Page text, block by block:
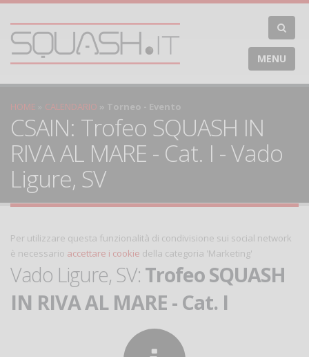
MENU
HOME CALENDARIO Torneo - Evento
CSAIN: Trofeo SQUASH IN
RIVA AL MARE - Cat. I - Vado
Ligure, SV
Per utilizzare questa funzionalità di condivisione sui social network
è necessario accettare i cookie della categoria 'Marketing'
Vado Ligure, SV: Trofeo SQUASH
IN RIVA AL MARE - Cat. I